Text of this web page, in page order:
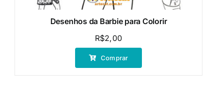
Desenhos da Barbie para Colorir
R$2,00
Comprar